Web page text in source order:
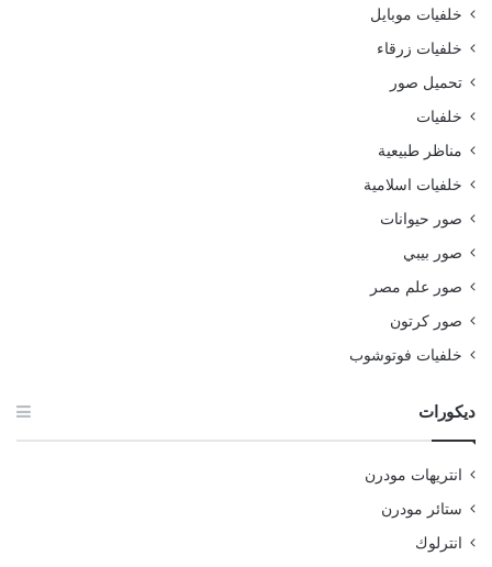
خلفيات موبايل
خلفيات زرقاء
تحميل صور
خلفيات
مناظر طبيعية
خلفيات اسلامية
صور حيوانات
صور بيبي
صور علم مصر
صور كرتون
خلفيات فوتوشوب
ديكورات
انتريهات مودرن
ستائر مودرن
انترلوك